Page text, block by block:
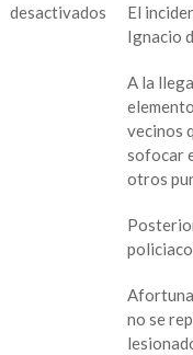
desactivados
El
Ignacio
A la
vecinos
sofocar
otros
no se